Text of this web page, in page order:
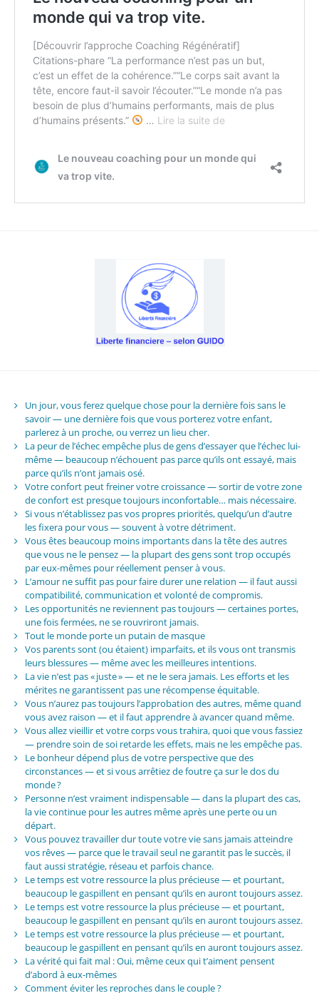
Un jour, vous ferez quelque chose pour la dernière fois sans le
savoir — une dernière fois que vous porterez votre enfant,
parlerez à un proche, ou verrez un lieu cher.
La peur de l’échec empêche plus de gens d’essayer que l’échec lui-
même — beaucoup n’échouent pas parce qu’ils ont essayé, mais
parce qu’ils n’ont jamais osé.
Votre confort peut freiner votre croissance — sortir de votre zone
de confort est presque toujours inconfortable… mais nécessaire.
Si vous n’établissez pas vos propres priorités, quelqu’un d’autre
les fixera pour vous — souvent à votre détriment.
Vous êtes beaucoup moins importants dans la tête des autres
que vous ne le pensez — la plupart des gens sont trop occupés
par eux-mêmes pour réellement penser à vous.
L’amour ne suffit pas pour faire durer une relation — il faut aussi
compatibilité, communication et volonté de compromis.
Les opportunités ne reviennent pas toujours — certaines portes,
une fois fermées, ne se rouvriront jamais.
Tout le monde porte un putain de masque
Vos parents sont (ou étaient) imparfaits, et ils vous ont transmis
leurs blessures — même avec les meilleures intentions.
La vie n’est pas « juste » — et ne le sera jamais. Les efforts et les
mérites ne garantissent pas une récompense équitable.
Vous n’aurez pas toujours l’approbation des autres, même quand
vous avez raison — et il faut apprendre à avancer quand même.
Vous allez vieillir et votre corps vous trahira, quoi que vous fassiez
— prendre soin de soi retarde les effets, mais ne les empêche pas.
Le bonheur dépend plus de votre perspective que des
circonstances — et si vous arrêtiez de foutre ça sur le dos du
monde ?
Personne n’est vraiment indispensable — dans la plupart des cas,
la vie continue pour les autres même après une perte ou un
départ.
Vous pouvez travailler dur toute votre vie sans jamais atteindre
vos rêves — parce que le travail seul ne garantit pas le succès, il
faut aussi stratégie, réseau et parfois chance.
Le temps est votre ressource la plus précieuse — et pourtant,
beaucoup le gaspillent en pensant qu’ils en auront toujours assez.
Le temps est votre ressource la plus précieuse — et pourtant,
beaucoup le gaspillent en pensant qu’ils en auront toujours assez.
Le temps est votre ressource la plus précieuse — et pourtant,
beaucoup le gaspillent en pensant qu’ils en auront toujours assez.
La vérité qui fait mal : Oui, même ceux qui t’aiment pensent
d’abord à eux-mêmes
Comment éviter les reproches dans le couple ?